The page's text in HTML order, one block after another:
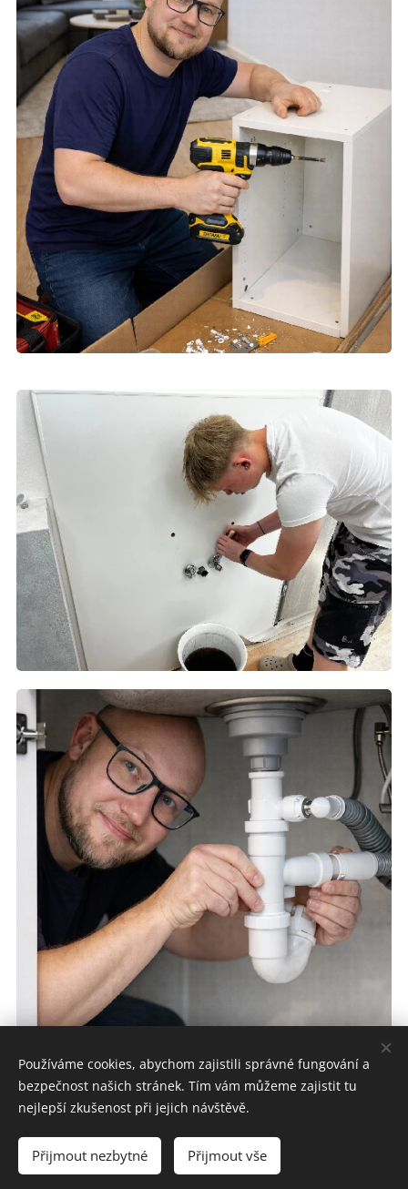
mr.som@seznam.cz Cookies
Používáme cookies, abychom zajistili správné fungování a
bezpečnost našich stránek. Tím vám můžeme zajistit tu
nejlepší zkušenost při jejich návštěvě.
Přijmout nezbytné Přijmout vše